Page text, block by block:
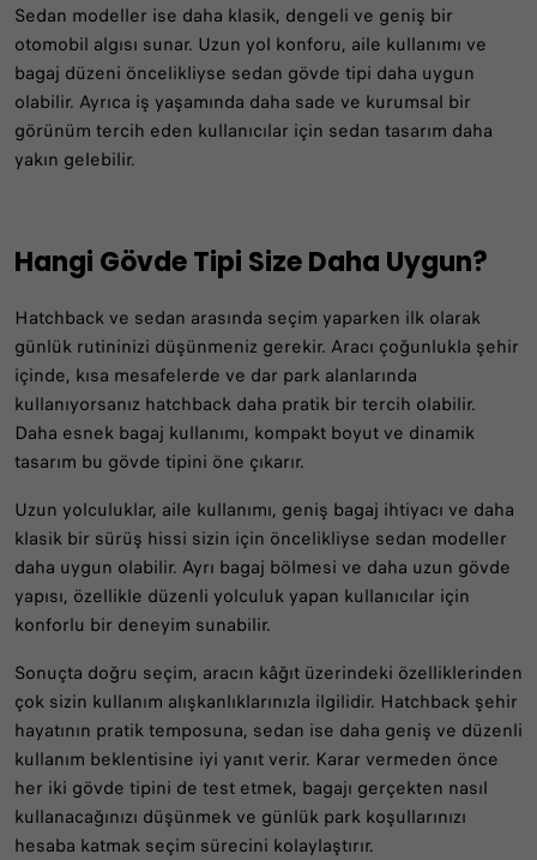
Sedan modeller ise daha klasik, dengeli ve geniş bir
otomobil algısı sunar. Uzun yol konforu, aile kullanımı ve
bagaj düzeni öncelikliyse sedan gövde tipi daha uygun
olabilir. Ayrıca iş yaşamında daha sade ve kurumsal bir
görünüm tercih eden kullanıcılar için sedan tasarım daha
yakın gelebilir.
Hangi Gövde Tipi Size Daha Uygun?
Hatchback ve sedan arasında seçim yaparken ilk olarak
günlük rutininizi düşünmeniz gerekir. Aracı çoğunlukla şehir
içinde, kısa mesafelerde ve dar park alanlarında
kullanıyorsanız hatchback daha pratik bir tercih olabilir.
Daha esnek bagaj kullanımı, kompakt boyut ve dinamik
tasarım bu gövde tipini öne çıkarır.
Uzun yolculuklar, aile kullanımı, geniş bagaj ihtiyacı ve daha
klasik bir sürüş hissi sizin için öncelikliyse sedan modeller
daha uygun olabilir. Ayrı bagaj bölmesi ve daha uzun gövde
yapısı, özellikle düzenli yolculuk yapan kullanıcılar için
konforlu bir deneyim sunabilir.
Sonuçta doğru seçim, aracın kâğıt üzerindeki özelliklerinden
çok sizin kullanım alışkanlıklarınızla ilgilidir. Hatchback şehir
hayatının pratik temposuna, sedan ise daha geniş ve düzenli
kullanım beklentisine iyi yanıt verir. Karar vermeden önce
her iki gövde tipini de test etmek, bagajı gerçekten nasıl
kullanacağınızı düşünmek ve günlük park koşullarınızı
hesaba katmak seçim sürecini kolaylaştırır.